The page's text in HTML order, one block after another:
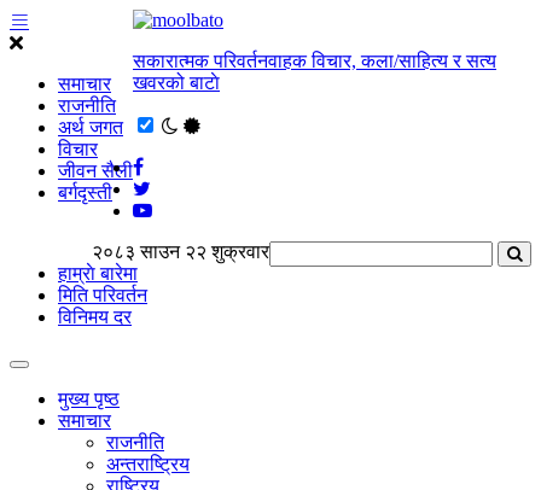
समाचार
राजनीति
अर्थ जगत
विचार
जीवन सैली
बर्गदृस्ती
सकारात्मक परिवर्तनवाहक विचार, कला/साहित्य र सत्य
खवरको बाटाे
२०८३ साउन २२ शुक्रवार
हाम्राे बारेमा
मिति परिवर्तन
विनिमय दर
मुख्य पृष्ठ
समाचार
राजनीति
अन्तराष्ट्रिय
राष्ट्रिय